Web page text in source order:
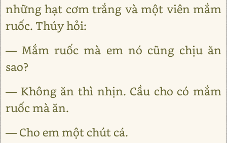
những hạt cơm trắng và một viên mắm
ruốc. Thúy hỏi:
— Mắm ruốc mà em nó cũng chịu ăn
sao?
— Không ăn thì nhịn. Cầu cho có mắm
ruốc mà ăn.
— Cho em một chút cá.